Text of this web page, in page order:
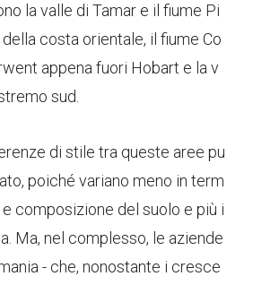
la valle di Tamar e il fiume Pi
costa orientale, il fiume Co
appena fuori Hobart e la v
sud.
di stile tra queste aree pu
poiché variano meno in term
composizione del suolo e più i
Ma, nel complesso, le aziende
- che, nonostante i cresce